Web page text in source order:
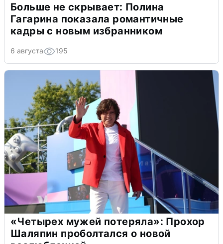
Больше не скрывает: Полина
Гагарина показала романтичные
кадры с новым избранником
6 августа 195
«Четырех мужей потеряла»: Прохор
Шаляпин проболтался о новой